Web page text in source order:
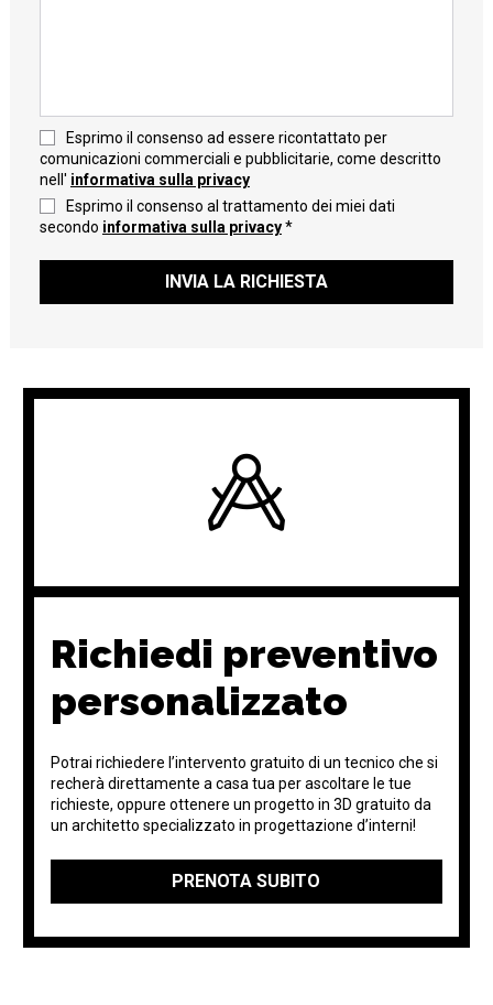
Esprimo il consenso ad essere ricontattato per
comunicazioni commerciali e pubblicitarie, come descritto
nell' informativa sulla privacy
Esprimo il consenso al trattamento dei miei dati
secondo informativa sulla privacy*
INVIA LA RICHIESTA
Richiedi preventivo
personalizzato
Potrai richiedere l’intervento gratuito di un tecnico che si
recherà direttamente a casa tua per ascoltare le tue
richieste, oppure ottenere un progetto in 3D gratuito da
un architetto specializzato in progettazione d’interni!
PRENOTA SUBITO